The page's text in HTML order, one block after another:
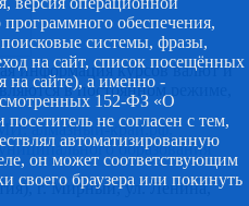
информация курсов валют и
в постоянном режиме,
алмазный-край.рф.
образования
г. Мирный, ул. Ленина,
обеспечения,
системы, фразы,
на сайт, список посещённых
на сайте), а именно -
152-ФЗ «О
не согласен с тем,
автоматизированную
он может соответствующим
своего браузера или покинуть